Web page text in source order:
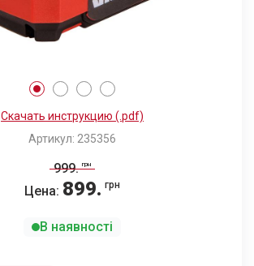
Скачать инструкцию (.pdf)
Артикул: 235356
999. грн
Цена: 899. грн
В наявності